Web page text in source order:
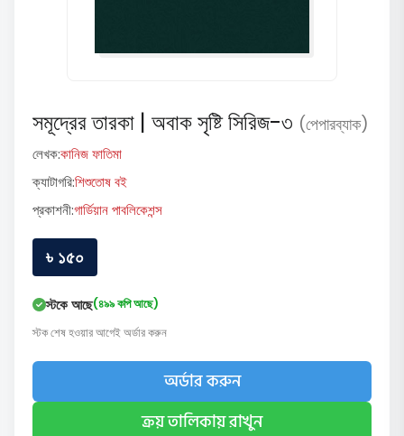
সমূদ্রের তারকা | অবাক সৃষ্টি সিরিজ-৩ (পেপারব্যাক)
লেখক:কানিজ ফাতিমা
ক্যাটাগরি:শিশুতোষ বই
প্রকাশনী:গার্ডিয়ান পাবলিকেশন্স
৳ ১৫০
স্টকে আছে(৪৯৯ কপি আছে)
স্টক শেষ হওয়ার আগেই অর্ডার করুন
অর্ডার করুন
ক্রয় তালিকায় রাখুন